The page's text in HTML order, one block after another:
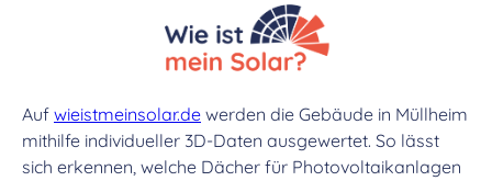
Auf wieistmeinsolar.de werden die Gebäude in Müllheim
mithilfe individueller 3D-Daten ausgewertet. So lässt
sich erkennen, welche Dächer für Photovoltaikanlagen